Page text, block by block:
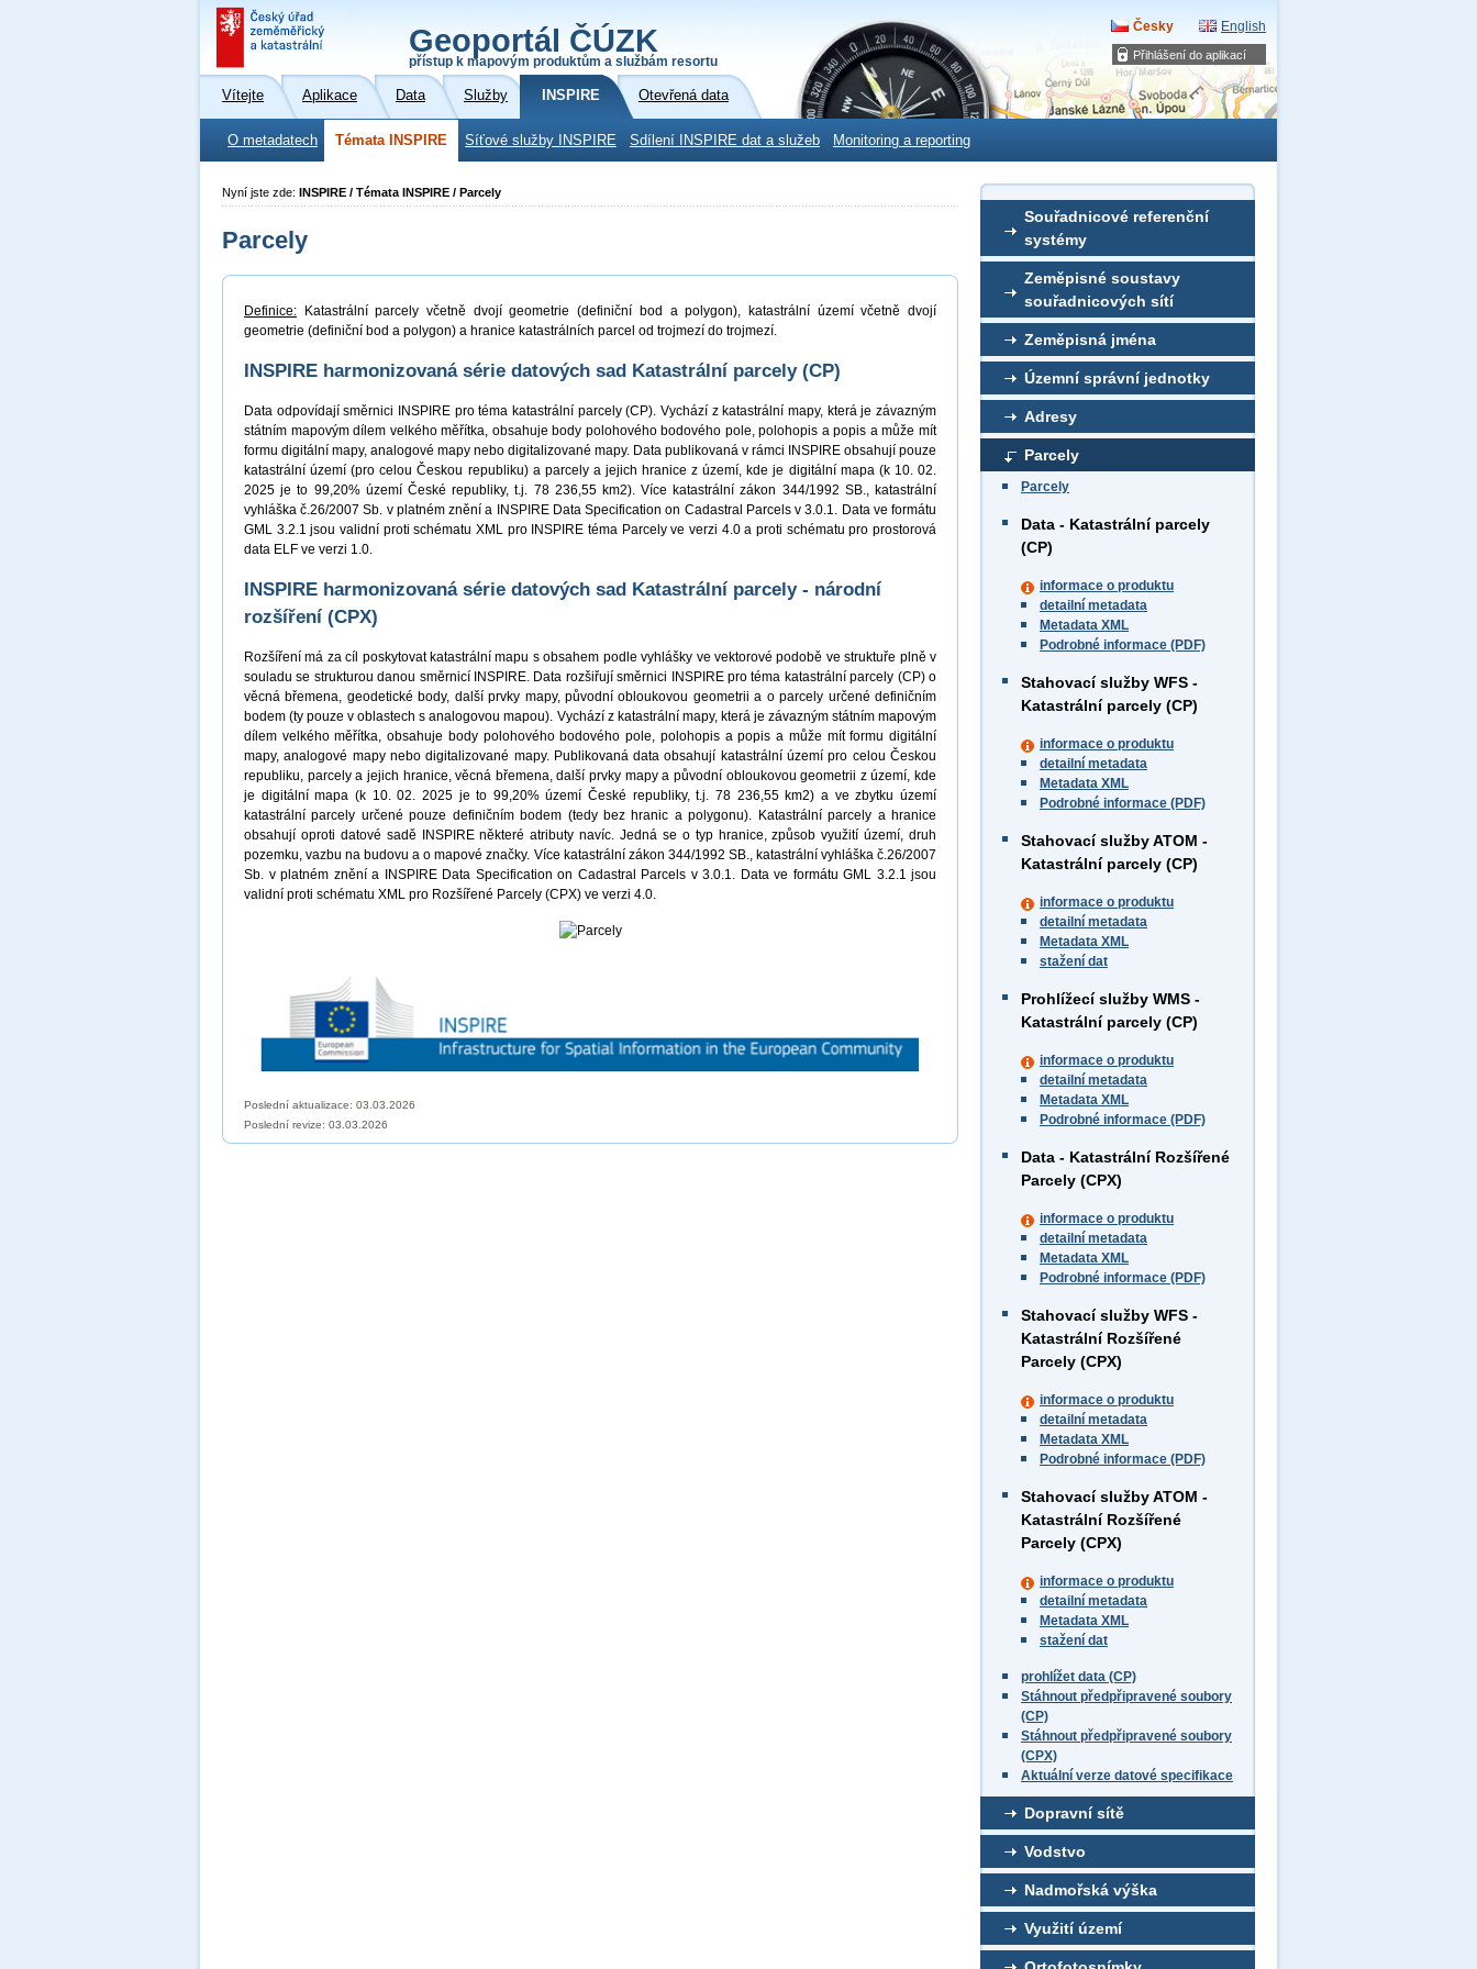
Přihlášení do aplikací
Geoportál ČÚZK
přístup k mapovým produktům a službám resortu
Česky English
Vítejte Aplikace Data Služby INSPIRE Otevřená data
O metadatech Témata INSPIRE Síťové služby INSPIRE Sdílení INSPIRE dat a služeb Monitoring a reporting
Souřadnicové referenční
systémy
Zeměpisné soustavy
souřadnicových sítí
Zeměpisná jména
Územní správní jednotky
Adresy
Parcely
Parcely
Data - Katastrální parcely
(CP)
informace o produktu
detailní metadata
Metadata XML
Podrobné informace (PDF)
Stahovací služby WFS -
Katastrální parcely (CP)
informace o produktu
detailní metadata
Metadata XML
Podrobné informace (PDF)
Stahovací služby ATOM -
Katastrální parcely (CP)
informace o produktu
detailní metadata
Metadata XML
stažení dat
Prohlížecí služby WMS -
Katastrální parcely (CP)
informace o produktu
detailní metadata
Metadata XML
Podrobné informace (PDF)
Data - Katastrální Rozšířené
Parcely (CPX)
informace o produktu
detailní metadata
Metadata XML
Podrobné informace (PDF)
Stahovací služby WFS -
Katastrální Rozšířené
Parcely (CPX)
informace o produktu
detailní metadata
Metadata XML
Podrobné informace (PDF)
Stahovací služby ATOM -
Katastrální Rozšířené
Parcely (CPX)
informace o produktu
detailní metadata
Metadata XML
stažení dat
prohlížet data (CP)
Stáhnout předpřipravené soubory
(CP)
Stáhnout předpřipravené soubory
(CPX)
Aktuální verze datové specifikace
Dopravní sítě
Vodstvo
Nadmořská výška
Využití území
Nyní jste zde: INSPIRE / Témata INSPIRE / Parcely
Parcely
Definice: Katastrální parcely včetně dvojí geometrie (definiční bod a polygon), katastrální území včetně dvojí
geometrie (definiční bod a polygon) a hranice katastrálních parcel od trojmezí do trojmezí.
INSPIRE harmonizovaná série datových sad Katastrální parcely (CP)
Data odpovídají směrnici INSPIRE pro téma katastrální parcely (CP). Vychází z katastrální mapy, která je závazným
státním mapovým dílem velkého měřítka, obsahuje body polohového bodového pole, polohopis a popis a může mít
formu digitální mapy, analogové mapy nebo digitalizované mapy. Data publikovaná v rámci INSPIRE obsahují pouze
katastrální území (pro celou Českou republiku) a parcely a jejich hranice z území, kde je digitální mapa (k 10. 02.
2025 je to 99,20% území České republiky, t.j. 78 236,55 km2). Více katastrální zákon 344/1992 SB., katastrální
vyhláška č.26/2007 Sb. v platném znění a INSPIRE Data Specification on Cadastral Parcels v 3.0.1. Data ve formátu
GML 3.2.1 jsou validní proti schématu XML pro INSPIRE téma Parcely ve verzi 4.0 a proti schématu pro prostorová
data ELF ve verzi 1.0.
INSPIRE harmonizovaná série datových sad Katastrální parcely - národní
rozšíření (CPX)
Rozšíření má za cíl poskytovat katastrální mapu s obsahem podle vyhlášky ve vektorové podobě ve struktuře plně v
souladu se strukturou danou směrnicí INSPIRE. Data rozšiřují směrnici INSPIRE pro téma katastrální parcely (CP) o
věcná břemena, geodetické body, další prvky mapy, původní obloukovou geometrii a o parcely určené definičním
bodem (ty pouze v oblastech s analogovou mapou). Vychází z katastrální mapy, která je závazným státním mapovým
dílem velkého měřítka, obsahuje body polohového bodového pole, polohopis a popis a může mít formu digitální
mapy, analogové mapy nebo digitalizované mapy. Publikovaná data obsahují katastrální území pro celou Českou
republiku, parcely a jejich hranice, věcná břemena, další prvky mapy a původní obloukovou geometrii z území, kde
je digitální mapa (k 10. 02. 2025 je to 99,20% území České republiky, t.j. 78 236,55 km2) a ve zbytku území
katastrální parcely určené pouze definičním bodem (tedy bez hranic a polygonu). Katastrální parcely a hranice
obsahují oproti datové sadě INSPIRE některé atributy navíc. Jedná se o typ hranice, způsob využití území, druh
pozemku, vazbu na budovu a o mapové značky. Více katastrální zákon 344/1992 SB., katastrální vyhláška č.26/2007
Sb. v platném znění a INSPIRE Data Specification on Cadastral Parcels v 3.0.1. Data ve formátu GML 3.2.1 jsou
validní proti schématu XML pro Rozšířené Parcely (CPX) ve verzi 4.0.
Poslední aktualizace: 03.03.2026
Poslední revize: 03.03.2026